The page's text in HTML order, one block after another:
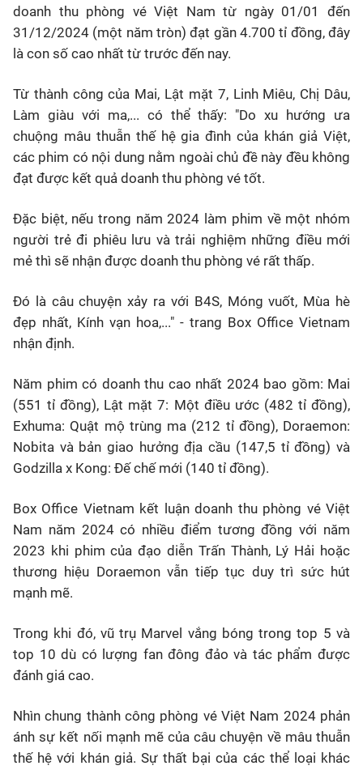
doanh thu phòng vé Việt Nam từ ngày 01/01 đến
31/12/2024 (một năm tròn) đạt gần 4.700 tỉ đồng, đây
là con số cao nhất từ trước đến nay.
Từ thành công của Mai, Lật mặt 7, Linh Miêu, Chị Dâu,
Làm giàu với ma,... có thể thấy: "Do xu hướng ưa
chuộng mâu thuẫn thế hệ gia đình của khán giả Việt,
các phim có nội dung nằm ngoài chủ đề này đều không
đạt được kết quả doanh thu phòng vé tốt.
Đặc biệt, nếu trong năm 2024 làm phim về một nhóm
người trẻ đi phiêu lưu và trải nghiệm những điều mới
mẻ thì sẽ nhận được doanh thu phòng vé rất thấp.
Đó là câu chuyện xảy ra với B4S, Móng vuốt, Mùa hè
đẹp nhất, Kính vạn hoa,..." - trang Box Office Vietnam
nhận định.
Năm phim có doanh thu cao nhất 2024 bao gồm: Mai
(551 tỉ đồng), Lật mặt 7: Một điều ước (482 tỉ đồng),
Exhuma: Quật mộ trùng ma (212 tỉ đồng), Doraemon:
Nobita và bản giao hưởng địa cầu (147,5 tỉ đồng) và
Godzilla x Kong: Đế chế mới (140 tỉ đồng).
Box Office Vietnam kết luận doanh thu phòng vé Việt
Nam năm 2024 có nhiều điểm tương đồng với năm
2023 khi phim của đạo diễn Trấn Thành, Lý Hải hoặc
thương hiệu Doraemon vẫn tiếp tục duy trì sức hút
mạnh mẽ.
Trong khi đó, vũ trụ Marvel vắng bóng trong top 5 và
top 10 dù có lượng fan đông đảo và tác phẩm được
đánh giá cao.
Nhìn chung thành công phòng vé Việt Nam 2024 phản
ánh sự kết nối mạnh mẽ của câu chuyện về mâu thuẫn
thế hệ với khán giả. Sự thất bại của các thể loại khác